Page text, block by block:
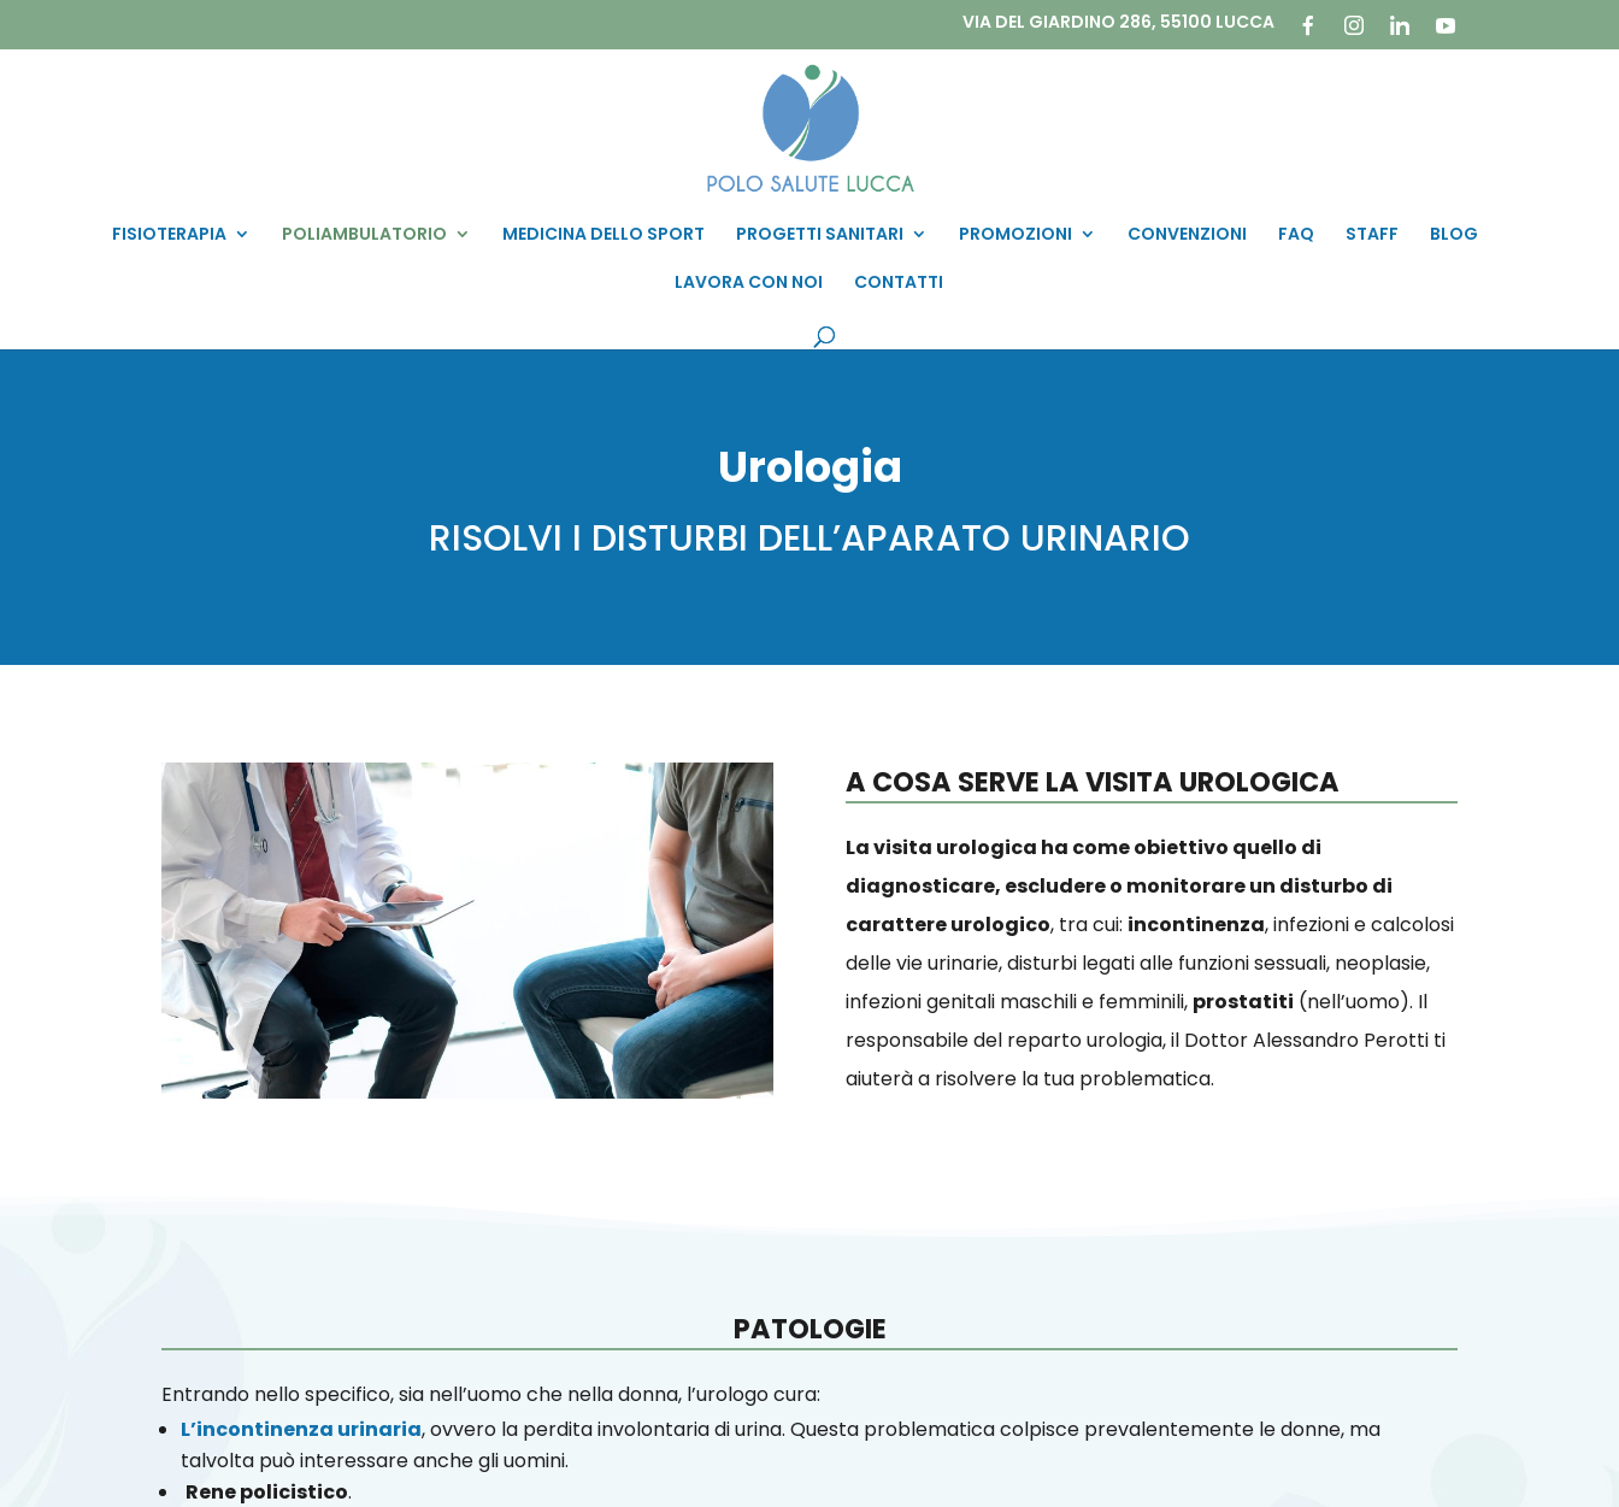
VIA DEL GIARDINO 286, 55100 LUCCA
FISIOTERAPIA POLIAMBULATORIO MEDICINA DELLO SPORT PROGETTI SANITARI PROMOZIONI CONVENZIONI FAQ STAFF
BLOG
LAVORA CON NOI
CONTATTI
Urologia
RISOLVI I DISTURBI DELL’APARATO URINARIO
A COSA SERVE LA VISITA UROLOGICA
La visita urologica ha come obiettivo quello di
diagnosticare, escludere o monitorare un disturbo di
carattere urologico, tra cui: incontinenza, infezioni e calcolosi
delle vie urinarie, disturbi legati alle funzioni sessuali, neoplasie,
infezioni genitali maschili e femminili, prostatiti (nell’uomo). Il
responsabile del reparto urologia, il Dottor Alessandro Perotti ti
aiuterà a risolvere la tua problematica.
PATOLOGIE
Entrando nello specifico, sia nell’uomo che nella donna, l’urologo cura:
L’incontinenza urinaria, ovvero la perdita involontaria di urina. Questa problematica colpisce prevalentemente le donne, ma
talvolta può interessare anche gli uomini.
Rene policistico.